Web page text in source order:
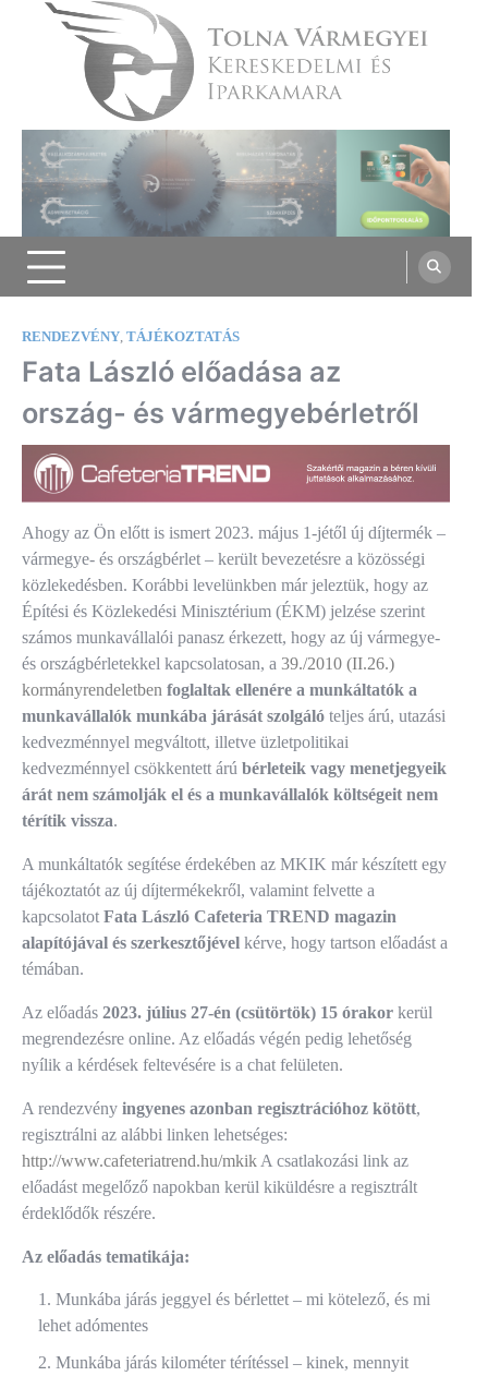
Tolna Vármegyei Kereskedelmi és
Iparkamara
RENDEZVÉNY, TÁJÉKOZTATÁS
Fata László előadása az
ország- és vármegyebérletről
Ahogy az Ön előtt is ismert 2023. május 1-jétől új díjtermék –
vármegye- és országbérlet – került bevezetésre a közösségi
közlekedésben. Korábbi levelünkben már jeleztük, hogy az
Építési és Közlekedési Minisztérium (ÉKM) jelzése szerint
számos munkavállalói panasz érkezett, hogy az új vármegye-
és országbérletekkel kapcsolatosan, a 39./2010 (II.26.)
kormányrendeletben foglaltak ellenére a munkáltatók a
munkavállalók munkába járását szolgáló teljes árú, utazási
kedvezménnyel megváltott, illetve üzletpolitikai
kedvezménnyel csökkentett árú bérleteik vagy menetjegyeik
árát nem számolják el és a munkavállalók költségeit nem
térítik vissza.
A munkáltatók segítése érdekében az MKIK már készített egy
tájékoztatót az új díjtermékekről, valamint felvette a
kapcsolatot Fata László Cafeteria TREND magazin
alapítójával és szerkesztőjével kérve, hogy tartson előadást a
témában.
Az előadás 2023. július 27-én (csütörtök) 15 órakor kerül
megrendezésre online. Az előadás végén pedig lehetőség
nyílik a kérdések feltevésére is a chat felületen.
A rendezvény ingyenes azonban regisztrációhoz kötött,
regisztrálni az alábbi linken lehetséges:
http://www.cafeteriatrend.hu/mkik A csatlakozási link az
előadást megelőző napokban kerül kiküldésre a regisztrált
érdeklődők részére.
Az előadás tematikája:
Munkába járás jeggyel és bérlettet – mi kötelező, és mi
lehet adómentes
Munkába járás kilométer térítéssel – kinek, mennyit